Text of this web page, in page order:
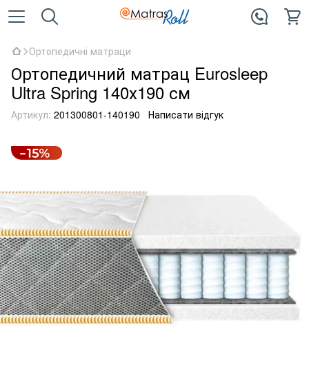
Ортопедичні матраци
Ортопедичний матрац Eurosleep
Ultra Spring 140х190 см
Артикул: 201300801-140190 Написати відгук